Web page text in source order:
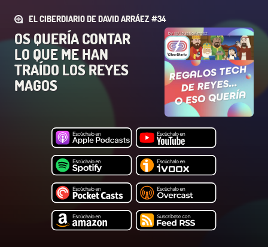
EL CIBERDIARIO DE DAVID ARRÁEZ #34
OS QUERÍA CONTAR
LO QUE ME HAN
TRAÍDO LOS REYES
MAGOS